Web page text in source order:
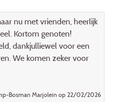
nu met vrienden, heerlijk
Kortom genoten!
dankjulliewel voor een
We komen zeker voor
Bosman Marjolein op 22/02/2026